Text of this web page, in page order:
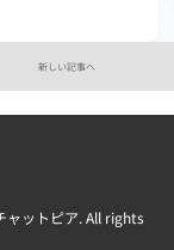
新しい記事へ
ャットピア. All rights